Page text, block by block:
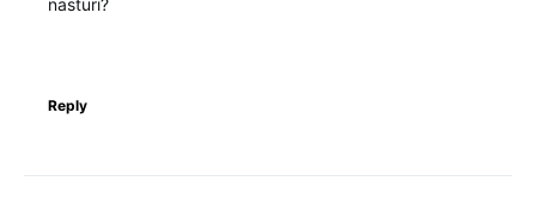
nasturi?
Reply